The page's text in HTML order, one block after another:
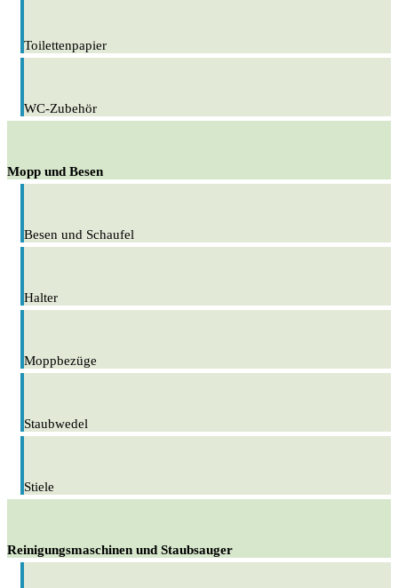
Toilettenpapier
WC-Zubehör
Mopp und Besen
Besen und Schaufel
Halter
Moppbezüge
Staubwedel
Stiele
Reinigungsmaschinen und Staubsauger